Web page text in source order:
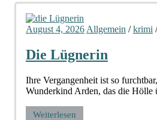
August 4, 2026 Allgemein /krimi
Die Lügnerin
Ihre Vergangenheit ist so
Wunderkind Arden, das die Hölle
Weiterlesen